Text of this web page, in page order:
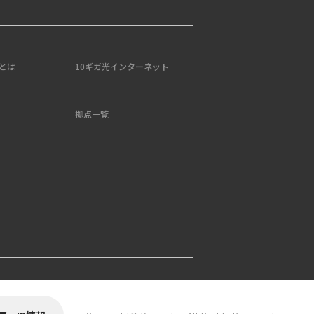
は 10ギガ光インターネット
拠点一覧